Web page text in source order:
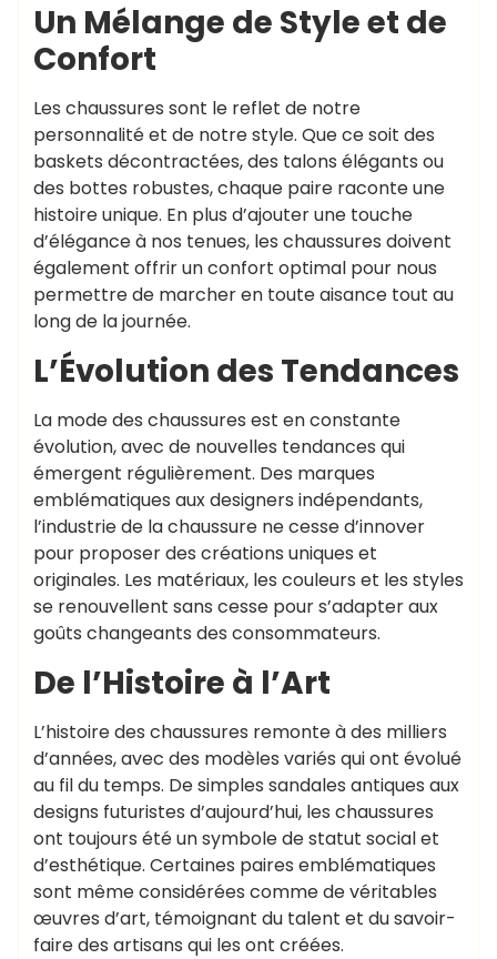
Un Mélange de Style et de
Confort
Les chaussures sont le reflet de notre
personnalité et de notre style. Que ce soit des
baskets décontractées, des talons élégants ou
des bottes robustes, chaque paire raconte une
histoire unique. En plus d’ajouter une touche
d’élégance à nos tenues, les chaussures doivent
également offrir un confort optimal pour nous
permettre de marcher en toute aisance tout au
long de la journée.
L’Évolution des Tendances
La mode des chaussures est en constante
évolution, avec de nouvelles tendances qui
émergent régulièrement. Des marques
emblématiques aux designers indépendants,
l’industrie de la chaussure ne cesse d’innover
pour proposer des créations uniques et
originales. Les matériaux, les couleurs et les styles
se renouvellent sans cesse pour s’adapter aux
goûts changeants des consommateurs.
De l’Histoire à l’Art
L’histoire des chaussures remonte à des milliers
d’années, avec des modèles variés qui ont évolué
au fil du temps. De simples sandales antiques aux
designs futuristes d’aujourd’hui, les chaussures
ont toujours été un symbole de statut social et
d’esthétique. Certaines paires emblématiques
sont même considérées comme de véritables
œuvres d’art, témoignant du talent et du savoir-
faire des artisans qui les ont créées.